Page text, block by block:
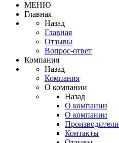
МЕНЮ
Главная
Назад
Главная
Отзывы
Вопрос-ответ
Компания
Назад
Компания
О компании
Назад
О компании
О компании
Производители
Контакты